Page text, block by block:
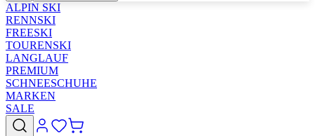
ALPIN SKI
RENNSKI
FREESKI
TOURENSKI
LANGLAUF
PREMIUM
SCHNEESCHUHE
MARKEN
SALE